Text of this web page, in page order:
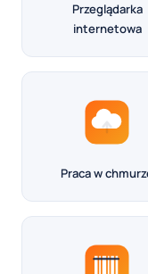
Przeglądarka
internetowa
Praca w